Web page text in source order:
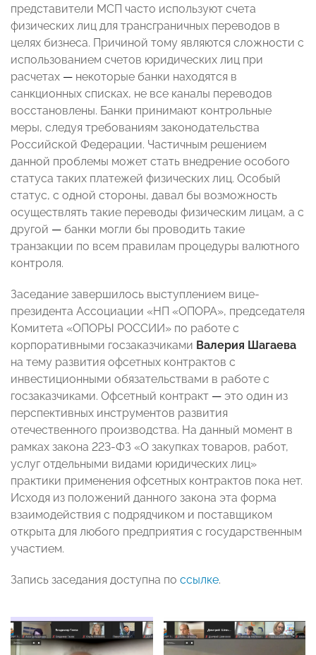
представители МСП часто используют счета
физических лиц для трансграничных переводов в
целях бизнеса. Причиной тому являются сложности с
использованием счетов юридических лиц при
расчетах — некоторые банки находятся в
санкционных списках, не все каналы переводов
восстановлены. Банки принимают контрольные
меры, следуя требованиям законодательства
Российской Федерации. Частичным решением
данной проблемы может стать внедрение особого
статуса таких платежей физических лиц. Особый
статус, с одной стороны, давал бы возможность
осуществлять такие переводы физическим лицам, а с
другой — банки могли бы проводить такие
транзакции по всем правилам процедуры валютного
контроля.
Заседание завершилось выступлением вице-
президента Ассоциации «НП «ОПОРА», председателя
Комитета «ОПОРЫ РОССИИ» по работе с
корпоративными госзаказчиками Валерия Шагаева
на тему развития офсетных контрактов с
инвестиционными обязательствами в работе с
госзаказчиками. Офсетный контракт — это один из
перспективных инструментов развития
отечественного производства. На данный момент в
рамках закона 223-ФЗ «О закупках товаров, работ,
услуг отдельными видами юридических лиц»
практики применения офсетных контрактов пока нет.
Исходя из положений данного закона эта форма
взаимодействия с подрядчиком и поставщиком
открыта для любого предприятия с государственным
участием.
Запись заседания доступна по ссылке.